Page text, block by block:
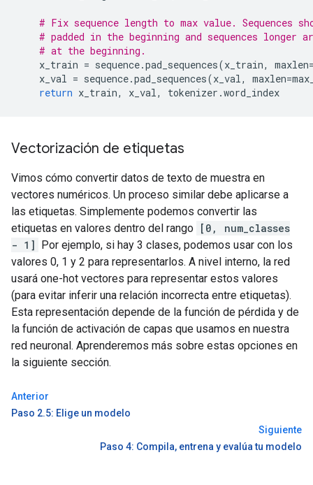
# Fix sequence length to max value. Sequences
# padded in the beginning and sequences longer
# at the beginning.
x_train = sequence.pad_sequences(x_train, maxlen
x_val = sequence.pad_sequences(x_val, maxlen=
return x_train, x_val, tokenizer .word_index
Vectorización de etiquetas
Vimos cómo convertir datos de texto de muestra en
vectores numéricos. Un proceso similar debe aplicarse a
las etiquetas. Simplemente podemos convertir las
etiquetas en valores dentro del rango
[0, num_classes
- 1]
Por ejemplo, si hay 3 clases, podemos usar con los
valores 0, 1 y 2 para representarlos. A nivel interno, la red
usará one-hot vectores para representar estos valores
(para evitar inferir una relación incorrecta entre etiquetas).
Esta representación depende de la función de pérdida y de
la función de activación de capas que usamos en nuestra
red neuronal. Aprenderemos más sobre estas opciones en
la siguiente sección.
Anterior
Paso 2.5: Elige un modelo
Siguiente
Paso 4: Compila, entrena y evalúa tu modelo